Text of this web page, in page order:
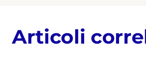
Articoli